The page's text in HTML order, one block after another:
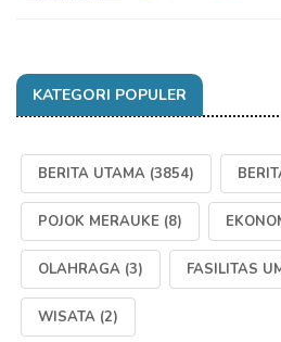
KATEGORI POPULER
BERITA UTAMA (3854)
POJOK MERAUKE (8)
OLAHRAGA (3) FASILITAS
WISATA (2)